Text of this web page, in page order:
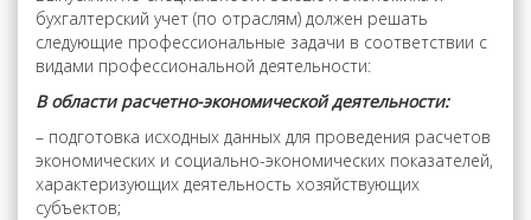
бухгалтерский учет (по отраслям) должен решать
следующие профессиональные задачи в соответствии с
видами профессиональной деятельности:
В области расчетно-экономической деятельности:
– подготовка исходных данных для проведения расчетов
экономических и социально-экономических показателей,
характеризующих деятельность хозяйствующих
субъектов;